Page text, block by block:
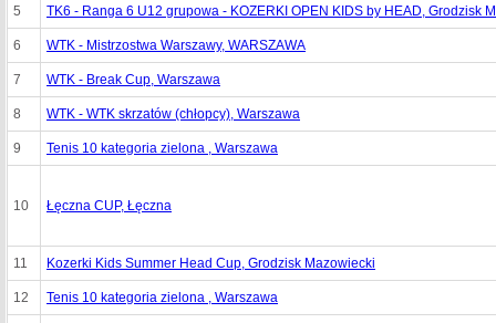
5 TK6 - Ranga 6 U12 grupowa - KOZERKI OPEN KIDS by HEAD, Grodzisk
6 WTK - Mistrzostwa Warszawy, WARSZAWA
7 WTK - Break Cup, Warszawa
8 WTK - WTK skrzatów (chłopcy), Warszawa
9 Tenis 10 kategoria zielona , Warszawa
10 Łęczna CUP, Łęczna
11 Kozerki Kids Summer Head Cup, Grodzisk Mazowiecki
12 Tenis 10 kategoria zielona , Warszawa